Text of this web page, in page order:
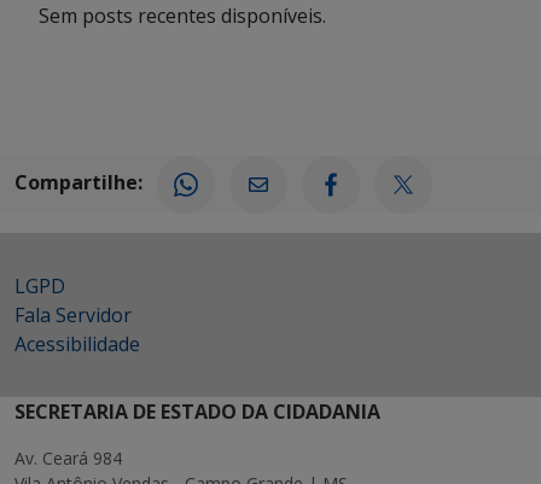
Sem posts recentes disponíveis.
Compartilhe:
LGPD
Fala Servidor
Acessibilidade
SECRETARIA DE ESTADO DA CIDADANIA
Av. Ceará 984